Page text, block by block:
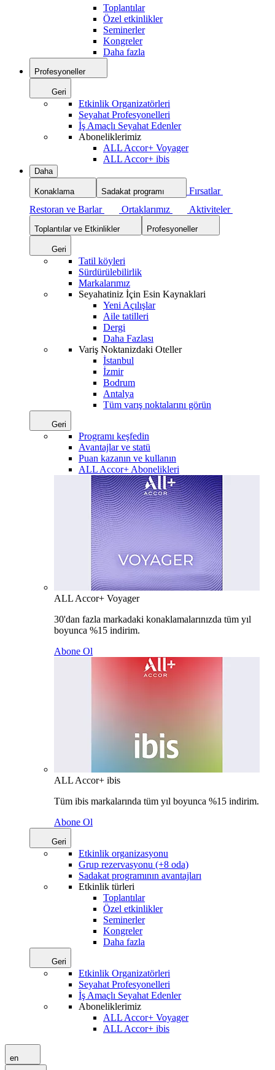
Toplantılar
Özel etkinlikler
Seminerler
Kongreler
Daha fazla
Profesyoneller
Geri
Etkinlik Organizatörleri
Seyahat Profesyonelleri
İş Amaçlı Seyahat Edenler
Aboneliklerimiz
ALL Accor+ Voyager
ALL Accor+ ibis
Daha
Konaklama Sadakat programı
Fırsatlar
Restoran ve Barlar
Ortaklarımız Aktiviteler
Toplantılar ve Etkinlikler Profesyoneller
Geri
Tatil köyleri
Sürdürülebilirlik
Markalarımız
Seyahatiniz İçin Esin Kaynaklari
Yeni Açılışlar
Aile tatilleri
Dergi
Daha Fazlası
Variş Noktanizdaki Oteller
İstanbul
İzmir
Bodrum
Antalya
Tüm varış noktalarını görün
Geri
Programı keşfedin
Avantajlar ve statü
Puan kazanın ve kullanın
ALL Accor+ Abonelikleri
ALL Accor+ Voyager
30'dan fazla markadaki konaklamalarınızda tüm yıl
boyunca %15 indirim.
Abone Ol
ALL Accor+ ibis
Tüm ibis markalarında tüm yıl boyunca %15 indirim.
Abone Ol
Geri
Etkinlik organizasyonu
Grup rezervasyonu (+8 oda)
Sadakat programının avantajları
Etkinlik türleri
Toplantılar
Özel etkinlikler
Seminerler
Kongreler
Daha fazla
Geri
Etkinlik Organizatörleri
Seyahat Profesyonelleri
İş Amaçlı Seyahat Edenler
Aboneliklerimiz
ALL Accor+ Voyager
ALL Accor+ ibis
en